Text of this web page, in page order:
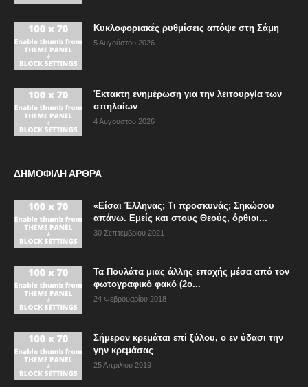
Κυκλοφοριακές ρυθμίσεις απόψε στη Σάμη
5 Αυγούστου 2026
Έκτακτη ενημέρωση για την λειτουργία των
σπηλαίων
4 Αυγούστου 2026
ΔΗΜΟΦΙΛΗ ΑΡΘΡΑ
«Είσαι Έλληνας; Τι προσκυνάς; Σηκώσου
απάνω. Εμείς και στους Θεούς, όρθιοι...
30 Σεπτεμβρίου 2021
Τα Πουλάτα μιας άλλης εποχής μέσα από τον
φωτογραφικό φακό (2ο...
24 Φεβρουαρίου 2018
Σήμερον κρεμάται επί ξύλου, ο εν ύδασι την
γην κρεμάσας
25 Απριλίου 2019